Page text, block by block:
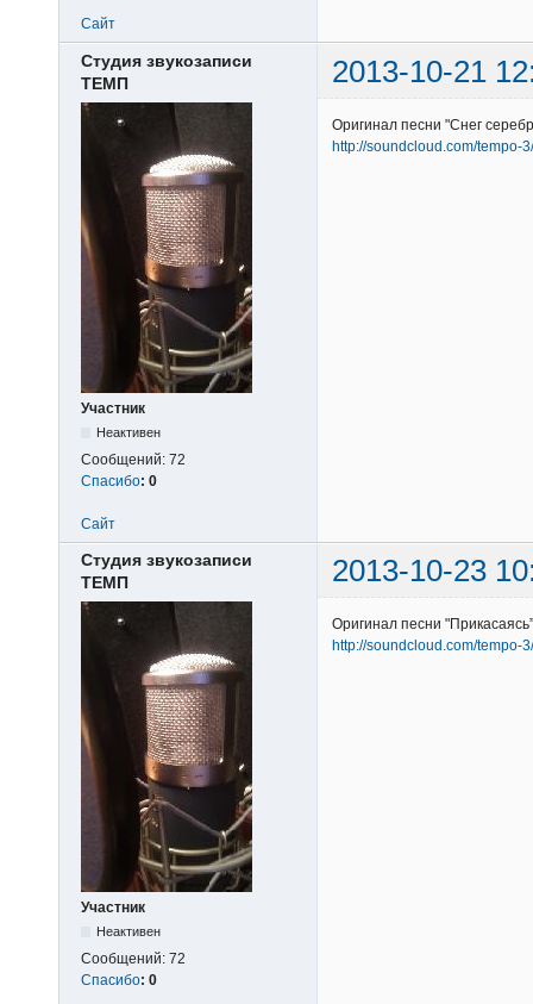
Сайт
Студия звукозаписи
ТЕМП
2013-10-21
Участник
Неактивен
Сообщений: 72
Спасибо: 0
Оригинал песни "Снег
http://soundcloud.com/tempo-
Сайт
Студия звукозаписи
ТЕМП
2013-10-23
Участник
Неактивен
Сообщений: 72
Спасибо: 0
Оригинал песни "Прикасаясь”
http://soundcloud.com/tempo-